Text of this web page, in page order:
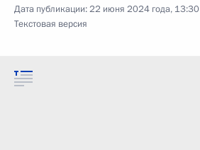
Дата публикации:22 июня 2024 года, 13:30
Текстовая версия